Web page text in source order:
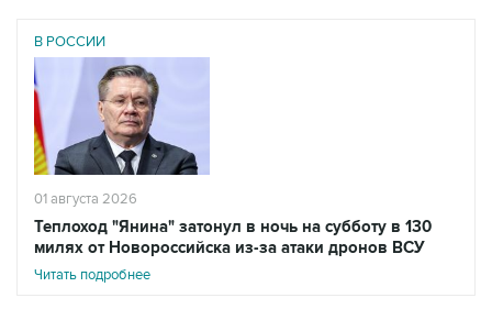
В РОССИИ
01 августа 2026
Теплоход "Янина" затонул в ночь на субботу в 130
милях от Новороссийска из-за атаки дронов ВСУ
Читать подробнее